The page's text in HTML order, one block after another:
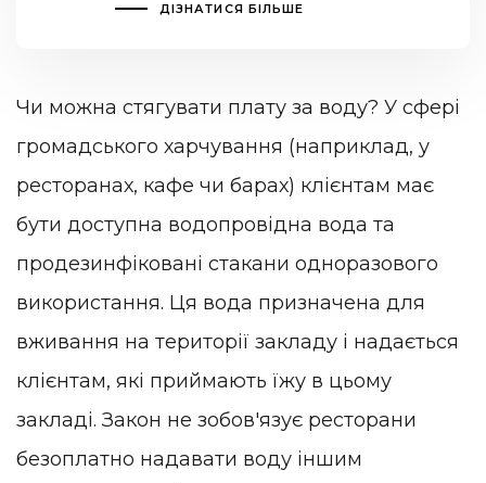
ДІЗНАТИСЯ БІЛЬШЕ
Чи можна стягувати плату за воду? У сфері
громадського харчування (наприклад, у
ресторанах, кафе чи барах) клієнтам має
бути доступна водопровідна вода та
продезинфіковані стакани одноразового
використання. Ця вода призначена для
вживання на території закладу і надається
клієнтам, які приймають їжу в цьому
закладі. Закон не зобов'язує ресторани
безоплатно надавати воду іншим